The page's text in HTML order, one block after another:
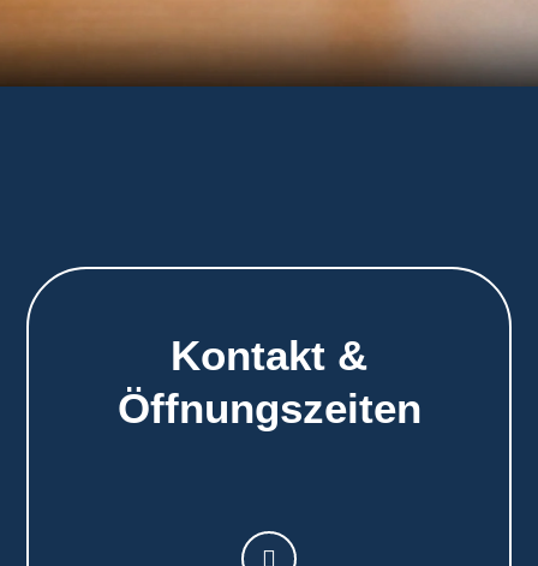
Kontakt &
Öffnungszeiten